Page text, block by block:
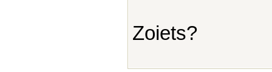
Zoiets?